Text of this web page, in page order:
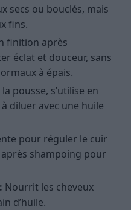
secs ou bouclés, mais
fins.
finition après
éclat et douceur, sans
à épais.
pousse, s’utilise en
diluer avec une huile
pour réguler le cuir
shampoing pour
Nourrit les cheveux
d’huile.